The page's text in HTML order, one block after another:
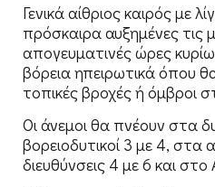
Γενικά αίθριος καιρός με
πρόσκαιρα αυξημένες τις
απογευματινές ώρες
βόρεια ηπειρωτικά όπου
τοπικές βροχές ή όμβροι
Οι άνεμοι θα πνέουν στα
βορειοδυτικοί 3 με 4, στα
διευθύνσεις 4 με 6 και